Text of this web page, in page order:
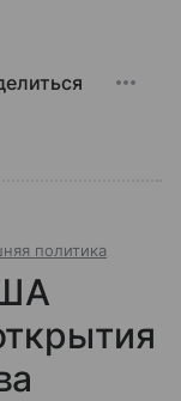
политика